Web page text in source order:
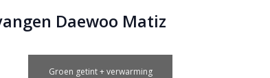
Daewoo Matiz
Groen getint + verwarming